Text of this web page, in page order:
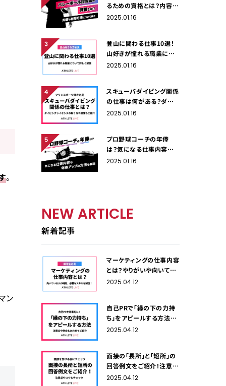
。
ン
るための資格とは？内容や
取得方法について紹介
2025.01.16
登山に関わる仕事10選！
山好きが憧れる職業につ
いて詳しく解説
2025.01.16
スキューバダイビング関係
の仕事は何がある？ダイビ
ングライセンスの取り方や
2025.01.16
プロ野球コーチの年俸
は？気になる仕事内容や
年俸アップの方法も解説
2025.01.16
NEW ARTICLE
新着記事
マーケティングの仕事内容
とは？やりがいや向いてい
る人の特徴、必要なスキル
2025.04.12
自己PRで「縁の下の力持
ち」をアピールする方法！
注意点や例文もあわせて
2025.04.12
面接の「長所」と「短所」の
回答例文をご紹介！注意点
やコツもチェック
2025.04.12